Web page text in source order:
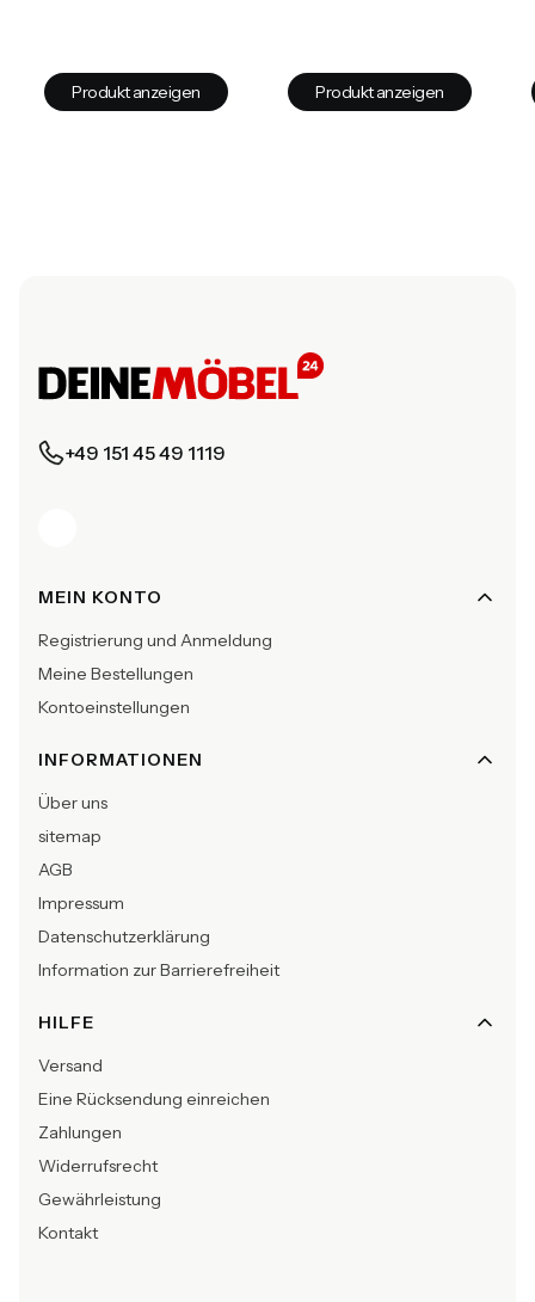
Produkt anzeigen Produkt anzeigen
+49 151 45 49 1119
Fußzeilenmenü
MEIN KONTO
Registrierung und Anmeldung
Meine Bestellungen
Kontoeinstellungen
INFORMATIONEN
Über uns
sitemap
AGB
Impressum
Datenschutzerklärung
Information zur Barrierefreiheit
HILFE
Versand
Eine Rücksendung einreichen
Zahlungen
Widerrufsrecht
Gewährleistung
Kontakt